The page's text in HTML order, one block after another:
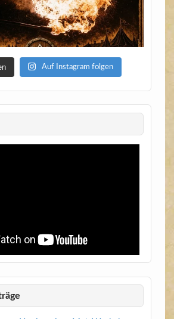
Auf Instagram folgen